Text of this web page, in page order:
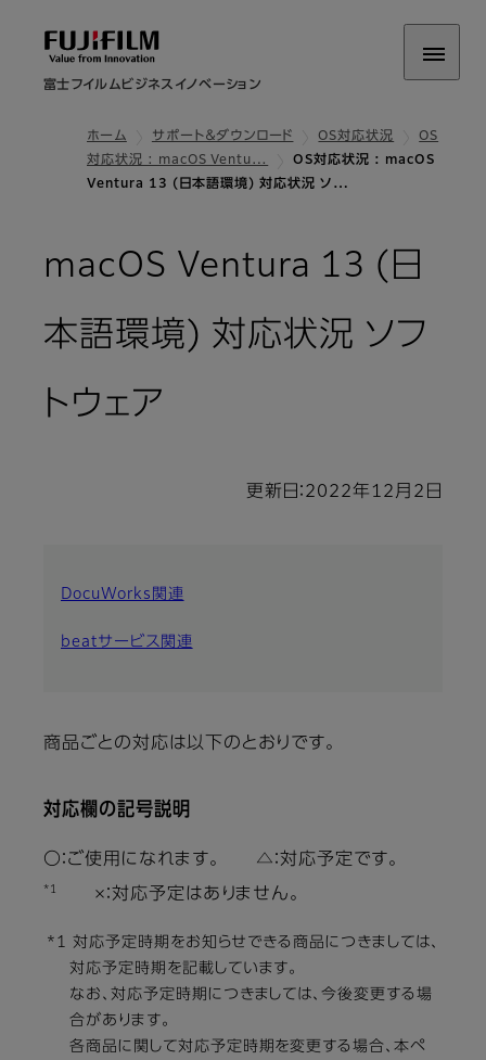
富士フイルムビジネスイノベーション
ホーム サポート＆ダウンロード OS対応状況
OS
対応状況 : macOS Ventu…
OS対応状況 : macOS
Ventura 13 (日本語環境) 対応状況 ソ…
macOS Ventura 13 (日
本語環境) 対応状況 ソフ
トウェア
更新日：2022年12月2日
DocuWorks関連
beatサービス関連
商品ごとの対応は以下のとおりです。
対応欄の記号説明
〇：ご使用になれます。 △：対応予定です。
*1 ×：対応予定はありません。
*1 対応予定時期をお知らせできる商品につきましては、
対応予定時期を記載しています。
なお、対応予定時期につきましては、今後変更する場
合があります。
各商品に関して対応予定時期を変更する場合、本ペ